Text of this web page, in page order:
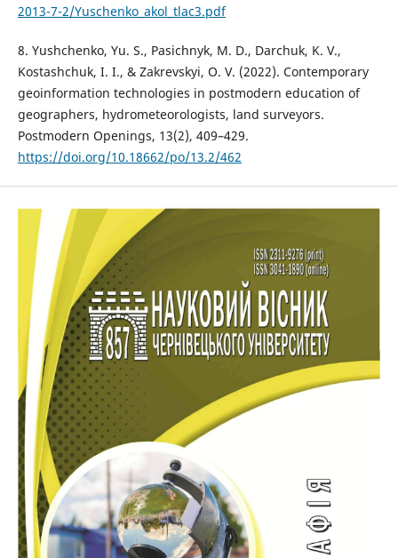
2013-7-2/Yuschenko_akol_tlac3.pdf
8. Yushchenko, Yu. S., Pasichnyk, M. D., Darchuk, K. V.,
Kostashchuk, I. I., & Zakrevskyi, O. V. (2022). Contemporary
geoinformation technologies in postmodern education of
geographers, hydrometeorologists, land surveyors.
Postmodern Openings, 13(2), 409–429.
https://doi.org/10.18662/po/13.2/462